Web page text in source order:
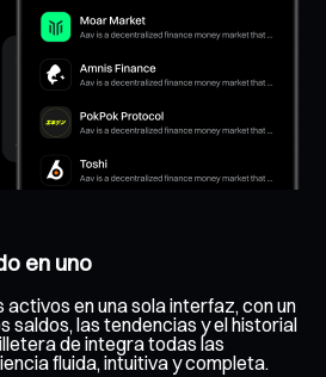
en uno
en una sola interfaz, con un
saldos, las tendencias y el historial
de integra todas las
fluida, intuitiva y completa.